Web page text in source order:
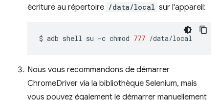
écriture au répertoire /data/local sur l'appareil:
$ adb shell su -c chmod 777
Nous vous recommandons de démarrer
ChromeDriver via la bibliothèque Selenium, mais
vous pouvez également le démarrer manuellement